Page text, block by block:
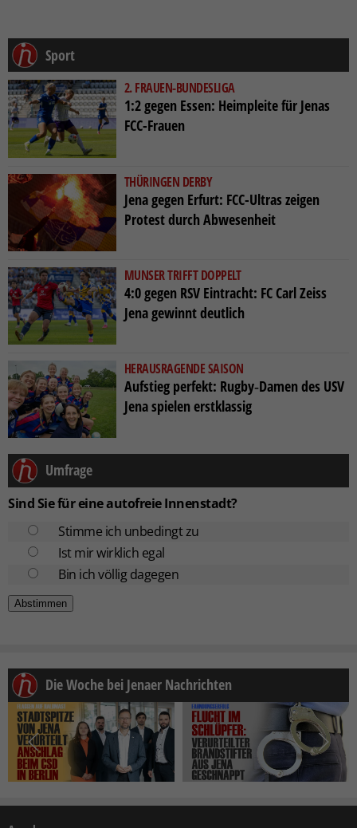
Sport
2. FRAUEN-BUNDESLIGA
1:2 gegen Essen: Heimpleite für Jenas
FCC-Frauen
THÜRINGEN DERBY
Jena gegen Erfurt: FCC-Ultras zeigen
Protest durch Abwesenheit
MUNSER TRIFFT DOPPELT
4:0 gegen RSV Eintracht: FC Carl Zeiss
Jena gewinnt deutlich
HERAUSRAGENDE SAISON
Aufstieg perfekt: Rugby‑Damen des USV
Jena spielen erstklassig
Umfrage
Sind Sie für eine autofreie Innenstadt?
Stimme ich unbedingt zu
Ist mir wirklich egal
Bin ich völlig dagegen
Die Woche bei Jenaer Nachrichten